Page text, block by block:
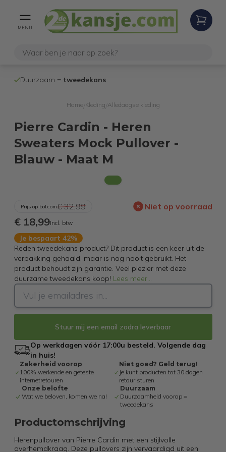
MENU
Duurzaam = tweedekans
Home/ Kleding Alledaagse kleding
Pierre Cardin - Heren
Sweaters Mock Pullover -
Blauw - Maat M
Prijs op bol.com€ 32,99 Niet op voorraad
€ 18,99Incl. btw
Je bespaart 42%
Reden tweedekans product? Dit product is een keer uit de
verpakking gehaald, maar is nog nooit gebruikt. Het
product behoudt zijn garantie. Veel plezier met deze
duurzame tweedekans koop! Lees meer...
Stuur mij een email zodra leverbaar
Op werkdagen vóór 17:00u besteld. Volgende dag
in huis!
Zekerheid voorop
100% werkende en geteste
internetretouren
Niet goed? Geld terug!
Je kunt producten tot 30 dagen
retour sturen
Onze belofte
Wat we beloven, komen we na!
Duurzaam
Duurzaamheid voorop =
tweedekans
Productomschrijving
Herenpullover van Pierre Cardin met een stijlvolle
overhemdkraag. Deze pullovers zijn vervaardigd uit een